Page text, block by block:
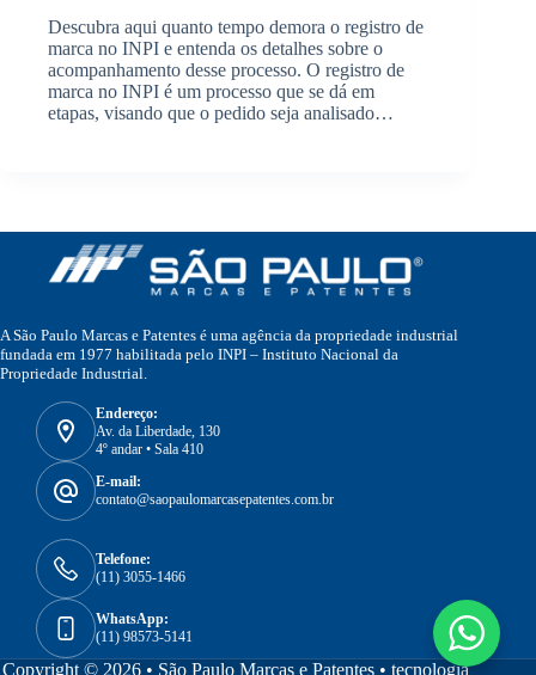
Descubra aqui quanto tempo demora o registro de
marca no INPI e entenda os detalhes sobre o
acompanhamento desse processo. O registro de
marca no INPI é um processo que se dá em
etapas, visando que o pedido seja analisado…
A São Paulo Marcas e Patentes é uma agência da propriedade industrial
fundada em 1977 habilitada pelo INPI – Instituto Nacional da
Propriedade Industrial.
Endereço:
Av. da Liberdade, 130
4º andar • Sala 410
E-mail:
contato@saopaulomarcasepatentes.com.br
Telefone:
(11) 3055-1466
WhatsApp:
(11) 98573-5141
Copyright © 2026 • São Paulo Marcas e Patentes •tecnologia